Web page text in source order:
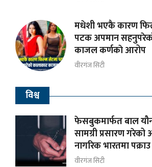
मधेशी भएकै कारण
पटक अपमान
काजल कर्णकाे आरोप
वीरगंज सिटी
विश्व
फेसबुकमार्फत बाल यौन
सामग्री प्रसारण
नागरिक भारतमा पक्राउ
वीरगंज सिटी